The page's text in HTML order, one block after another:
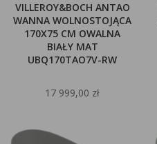
VILLEROY&BOCH ANTAO
WANNA WOLNOSTOJĄCA
170X75 CM OWALNA
BIAŁY MAT
UBQ170TAO7V-RW
17 999,00 zł